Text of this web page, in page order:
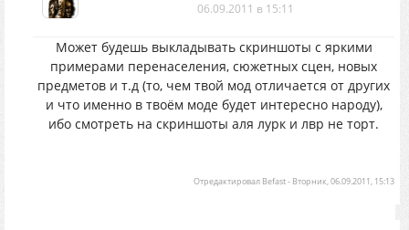
06.09.2011 в 15:11
Может будешь выкладывать скриншоты с яркими
примерами перенаселения, сюжетных сцен, новых
предметов и т.д (то, чем твой мод отличается от других
и что именно в твоём моде будет интересно народу),
ибо смотреть на скриншоты аля лурк и лвр не торт.
Отредактировал Befast- Вторник, 06.09.2011, 15:13